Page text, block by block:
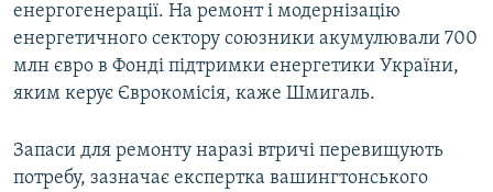
енергогенерації. На ремонт і модернізацію
енергетичного сектору союзники акумулювали 700
млн євро в Фонді підтримки енергетики України,
яким керує Єврокомісія, каже Шмигаль.
Запаси для ремонту наразі втричі перевищують
потребу, зазначає експертка вашингтонського